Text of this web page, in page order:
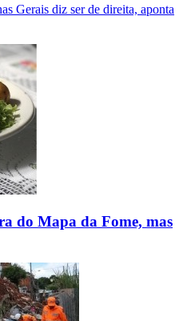
Gerais diz ser de direita, aponta
do Mapa da Fome, mas